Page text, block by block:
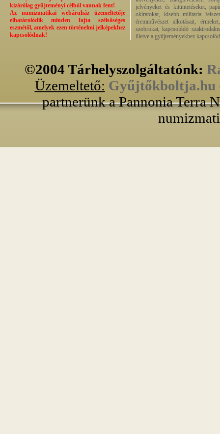
kizárólag gyűjteményi célból vannak fent!
Az numizmatikai webáruház üzemeltetője
elhatárolódik minden fajta szélsőséges
eszmétől, amelyek ezen történelmi jelképekhez
kapcsolódnak!
jelvényeket és kitüntetéseket,
okiratokat, kisebb militaria
éremművészet alkotásait,
szobrokat, kapcsolódó
illetve a gyűjteményekhez
©2004 Tárhelyszolgáltatónk:
Üzemeltető: Gyűjtőkboltja.hu
partnerünk a Pannonia Terra